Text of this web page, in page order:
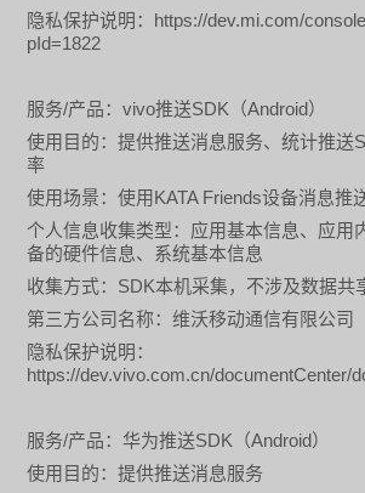
隐私保护说明： https://dev.mi.com/
pId=1822
服务/产品：vivo推送SDK （Android）
使用目的：提供推送消息服务、统计推送
率
使用场景：使用 KATA Friends设备消息推
个人信息收集类型：应用基本信息、应用
备的硬件信息、系统基本信息
收集方式： SDK本机采集，不涉及数据共
第三方公司名称：维沃移动通信有限公司
隐私保护说明：
https://dev.vivo.com.cn/documentCenter/
服务/产品：华为推送SDK （Android）
使用目的：提供推送消息服务